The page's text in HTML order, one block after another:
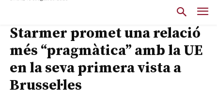
Starmer promet una relació
més “pragmàtica” amb la UE
en la seva primera vista a
Brussel·les